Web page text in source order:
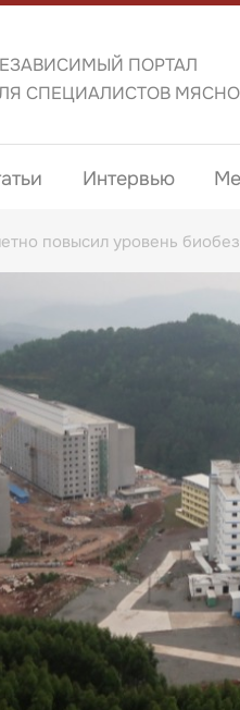
ПОРТАЛ
СПЕЦИАЛИСТОВ
Интервью
повысил уровень